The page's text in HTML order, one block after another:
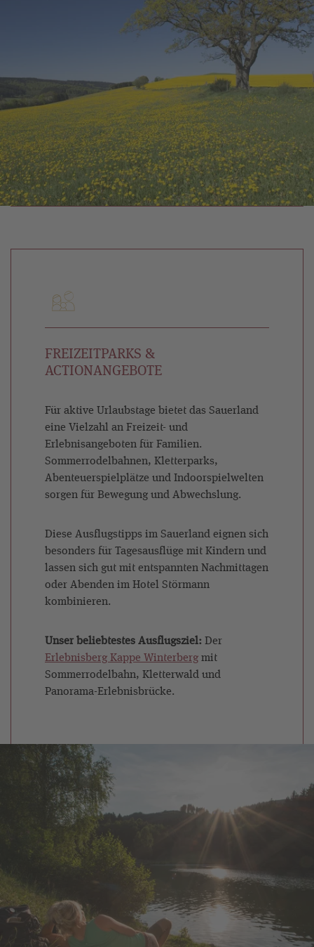
FREIZEITPARKS &
ACTIONANGEBOTE
Für aktive Urlaubstage bietet das Sauerland
eine Vielzahl an Freizeit- und
Erlebnisangeboten für Familien.
Sommerrodelbahnen, Kletterparks,
Abenteuerspielplätze und Indoorspielwelten
sorgen für Bewegung und Abwechslung.
Diese Ausflugstipps im Sauerland eignen sich
besonders für Tagesausflüge mit Kindern und
lassen sich gut mit entspannten Nachmittagen
oder Abenden im Hotel Störmann
kombinieren.
Unser beliebtestes Ausflugsziel: Der
Erlebnisberg Kappe Winterbergmit
Sommerrodelbahn, Kletterwald und
Panorama-Erlebnisbrücke.